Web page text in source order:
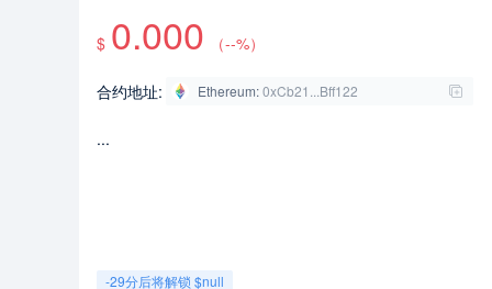
$ 0.000 （--%）
合约地址: Ethereum:0xCb21...Bff122
...
-29分后将解锁 $null